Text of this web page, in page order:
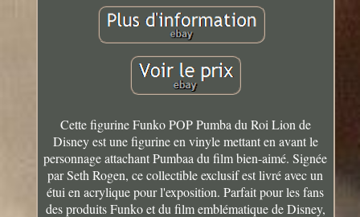
Cette figurine Funko POP Pumba du Roi Lion de
Disney est une figurine en vinyle mettant en avant le
personnage attachant Pumbaa du film bien-aimé. Signée
par Seth Rogen, ce collectible exclusif est livré avec un
étui en acrylique pour l'exposition. Parfait pour les fans
des produits Funko et du film emblématique de Disney,